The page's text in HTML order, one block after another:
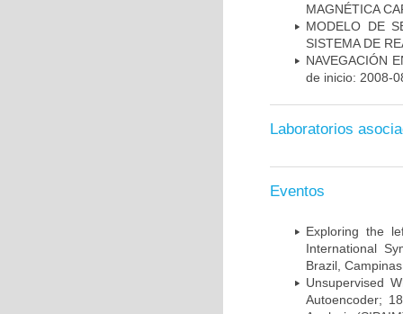
MAGNÉTICA
MODELO DE
SISTEMA DE
NAVEGACIÓN
de inicio: 2008-
Laboratorios
Eventos
Exploring the
International
Brazil,
Unsupervised
Autoencoder;